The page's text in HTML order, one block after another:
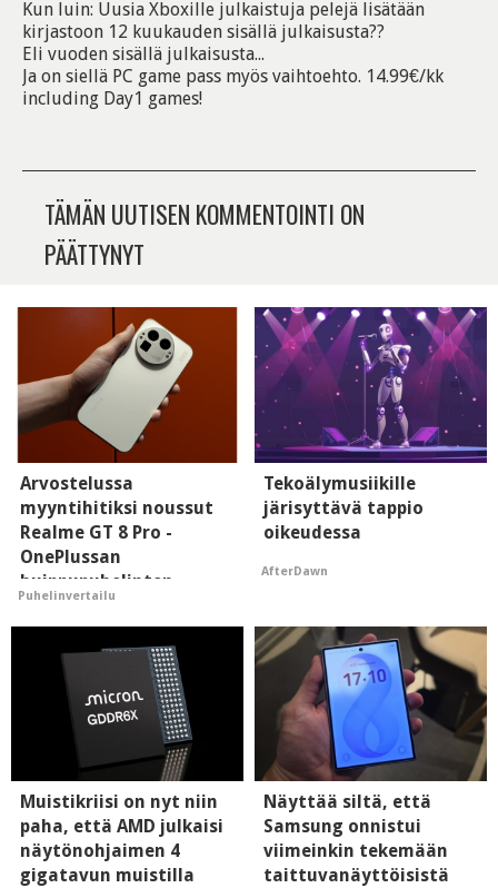
Kun luin: Uusia Xboxille julkaistuja pelejä lisätään
kirjastoon 12 kuukauden sisällä julkaisusta??
Eli vuoden sisällä julkaisusta...
Ja on siellä PC game pass myös vaihtoehto. 14.99€/kk
including Day1 games!
TÄMÄN UUTISEN KOMMENTOINTI ON
PÄÄTTYNYT
Arvostelussa
myyntihitiksi noussut
Realme GT 8 Pro -
OnePlussan
huippupuhelinten
"perillinen"
Puhelinvertailu
Tekoälymusiikille
järisyttävä tappio
oikeudessa
AfterDawn
Muistikriisi on nyt niin
paha, että AMD julkaisi
näytönohjaimen 4
gigatavun muistilla
Näyttää siltä, että
Samsung onnistui
viimeinkin tekemään
taittuvanäyttöisistä